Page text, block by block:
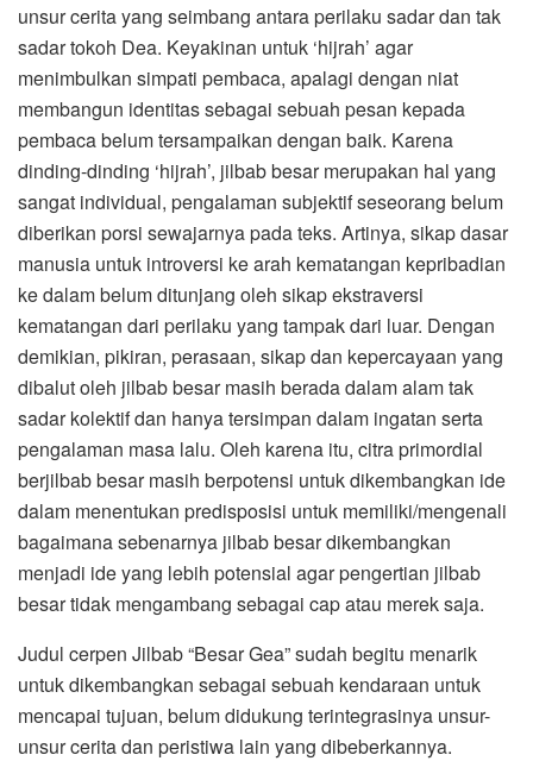
unsur cerita yang seimbang antara perilaku sadar dan tak
sadar tokoh Dea. Keyakinan untuk ‘hijrah’ agar
menimbulkan simpati pembaca, apalagi dengan niat
membangun identitas sebagai sebuah pesan kepada
pembaca belum tersampaikan dengan baik. Karena
dinding-dinding ‘hijrah’, jilbab besar merupakan hal yang
sangat individual, pengalaman subjektif seseorang belum
diberikan porsi sewajarnya pada teks. Artinya, sikap dasar
manusia untuk introversi ke arah kematangan kepribadian
ke dalam belum ditunjang oleh sikap ekstraversi
kematangan dari perilaku yang tampak dari luar. Dengan
demikian, pikiran, perasaan, sikap dan kepercayaan yang
dibalut oleh jilbab besar masih berada dalam alam tak
sadar kolektif dan hanya tersimpan dalam ingatan serta
pengalaman masa lalu. Oleh karena itu, citra primordial
berjilbab besar masih berpotensi untuk dikembangkan ide
dalam menentukan predisposisi untuk memiliki/mengenali
bagaimana sebenarnya jilbab besar dikembangkan
menjadi ide yang lebih potensial agar pengertian jilbab
besar tidak mengambang sebagai cap atau merek saja.
Judul cerpen Jilbab “Besar Gea” sudah begitu menarik
untuk dikembangkan sebagai sebuah kendaraan untuk
mencapai tujuan, belum didukung terintegrasinya unsur-
unsur cerita dan peristiwa lain yang dibeberkannya.